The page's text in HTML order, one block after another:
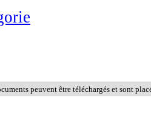
peuvent être téléchargés et sont